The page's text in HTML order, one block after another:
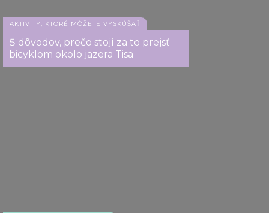
AKTIVITY, KTORÉ MÔŽETE VYSKÚŠAŤ
5 dôvodov, prečo stojí za to prejsť
bicyklom okolo jazera Tisa